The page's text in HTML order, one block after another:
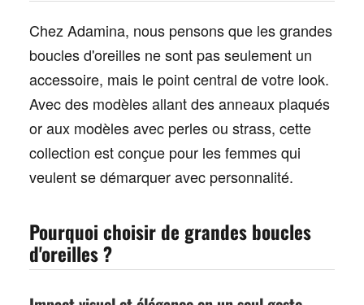
Chez Adamina, nous pensons que lesgrandes
boucles d'oreilles ne sont pas seulement un
accessoire, mais le point central de votre look.
Avec des modèles allant desanneaux plaqués
oraux modèles avec perles ou strass, cette
collection est conçue pour les femmes qui
veulent se démarquer avec personnalité.
Pourquoi choisir de grandes boucles
d'oreilles ?